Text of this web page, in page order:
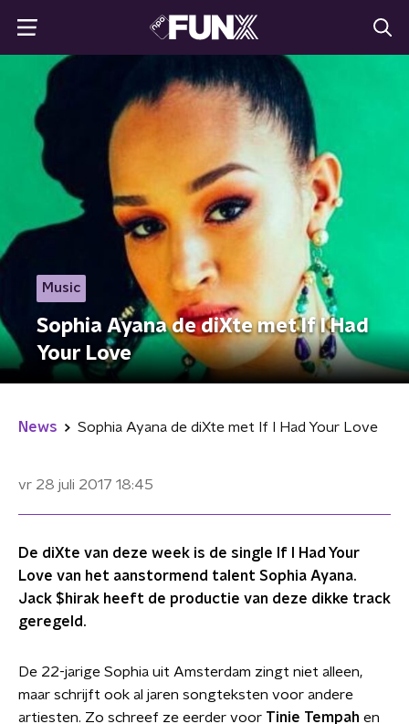
Music
Sophia Ayana de diXte met If I Had
Your Love
News Sophia Ayana de diXte met If I Had Your Love
vr 28 juli 2017 18:45
De diXte van deze week is de single If I Had Your
Love van het aanstormend talent Sophia Ayana.
Jack $hirak heeft de productie van deze dikke track
geregeld.
De 22-jarige Sophia uit Amsterdam zingt niet alleen,
maar schrijft ook al jaren songteksten voor andere
artiesten. Zo schreef ze eerder voor Tinie Tempah en